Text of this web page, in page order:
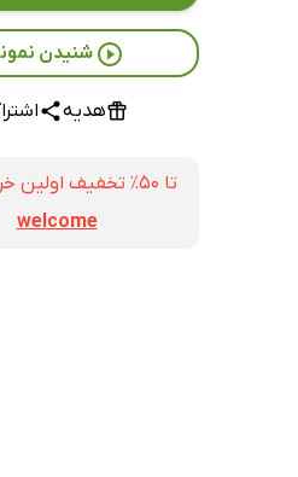
شنیدن
هدیه
تا ۵۰٪ تخفیف اولین خرید با کد
welcome